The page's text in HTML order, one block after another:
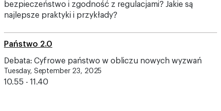
bezpieczeństwo i zgodność z regulacjami? Jakie są
najlepsze praktyki i przykłady?
Państwo 2.0
Debata: Cyfrowe państwo w obliczu nowych wyzwań
Tuesday, September 23, 2025
10.55 - 11.40